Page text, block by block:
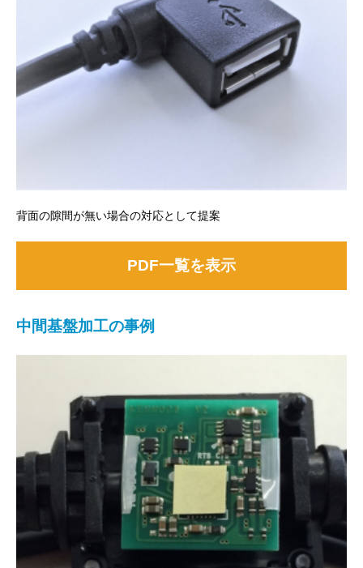
背面の隙間が無い場合の対応として提案
PDF一覧を表示
中間基盤加工の事例